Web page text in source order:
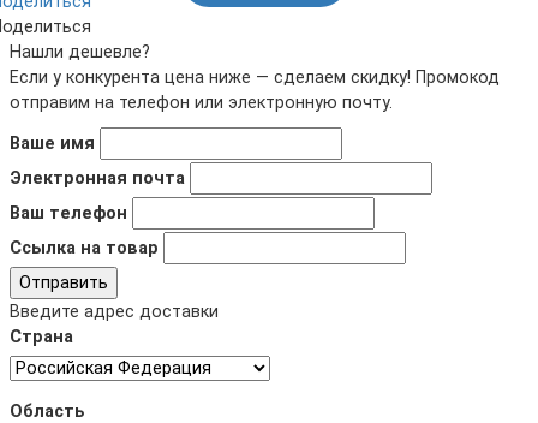
Нашли дешевле?
Если у конкурента цена ниже — сделаем скидку! Промокод
отправим на телефон или электронную почту.
Ваше имя
Электронная почта
Ваш телефон
Ссылка на товар
Отправить
Введите адрес доставки
Страна
Область